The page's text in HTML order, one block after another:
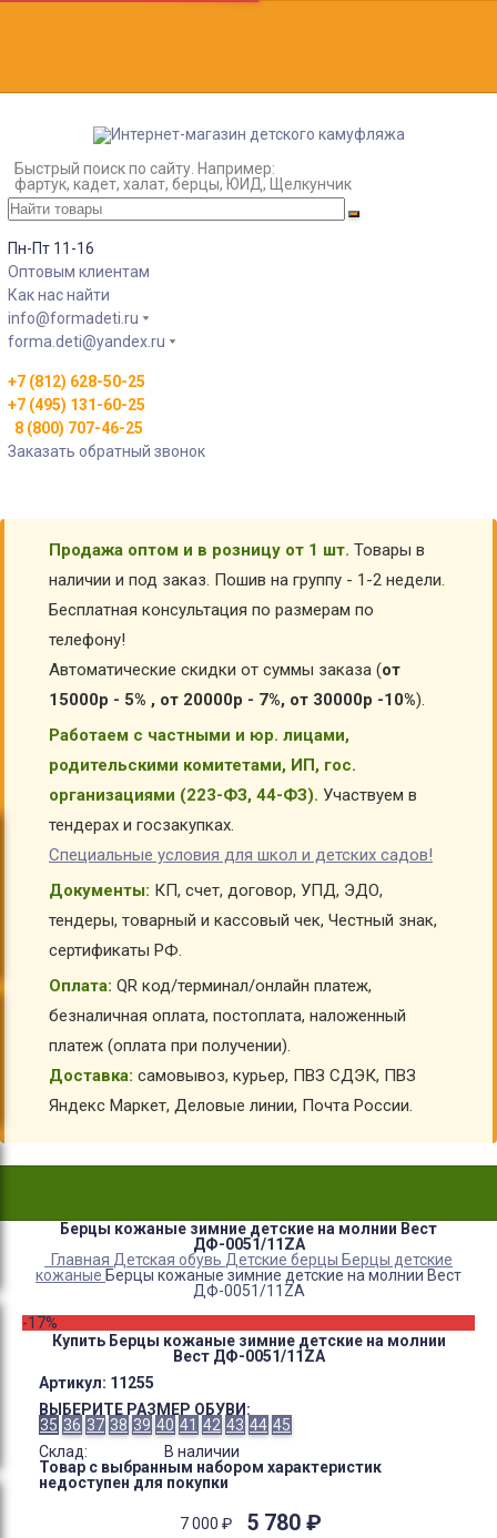
Быстрый поиск по сайту. Например:
фартук, кадет, халат, берцы, ЮИД, Щелкунчик
Пн-Пт 11-16
Оптовым клиентам
Как нас найти
info@formadeti.ru
forma.deti@yandex.ru
+7 (812) 628-50-25
+7 (495) 131-60-25
8 (800) 707-46-25
Заказать обратный звонок
Продажа оптом и в розницу от 1 шт. Товары в
наличии и под заказ. Пошив на группу - 1-2 недели.
Бесплатная консультация по размерам по
телефону!
Автоматические скидки от суммы заказа (от
15000р - 5% , от 20000р - 7%, от 30000р -10%).
Работаем с частными и юр. лицами,
родительскими комитетами, ИП, гос.
организациями (223-ФЗ, 44-ФЗ). Участвуем в
тендерах и госзакупках.
Специальные условия для школ и детских садов!
Документы: КП, счет, договор, УПД, ЭДО,
тендеры, товарный и кассовый чек, Честный знак,
сертификаты РФ.
Оплата: QR код/терминал/онлайн платеж,
безналичная оплата, постоплата, наложенный
платеж (оплата при получении).
Доставка: самовывоз, курьер, ПВЗ СДЭК, ПВЗ
Яндекс Маркет, Деловые линии, Почта России.
Берцы кожаные зимние детские на молнии Вест
ДФ-0051/11ZA
Главная Детская обувь Детские берцы Берцы детские
кожаные Берцы кожаные зимние детские на молнии Вест
ДФ-0051/11ZA
-17%
Купить Берцы кожаные зимние детские на молнии
Вест ДФ-0051/11ZA
Артикул: 11255
ВЫБЕРИТЕ РАЗМЕР ОБУВИ:
35 36 37 38 39 40 41 42 43 44 45
Склад:
В наличии
Товар с выбранным набором характеристик
недоступен для покупки
7 000 ₽ 5 780 ₽